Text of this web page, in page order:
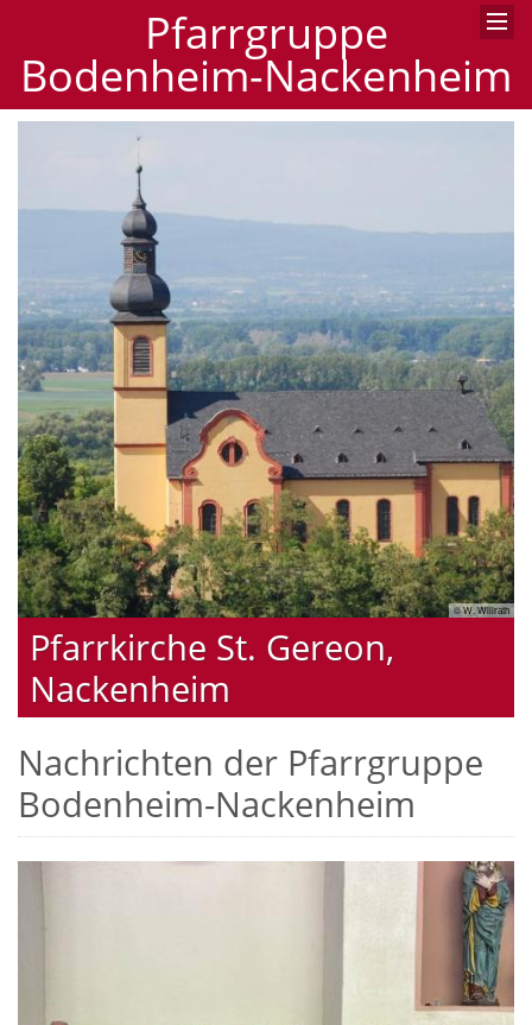
Pfarrgruppe
Bodenheim-Nackenheim
© W. Willrath
Pfarrkirche St. Gereon,
Nackenheim
Nachrichten der Pfarrgruppe
Bodenheim-Nackenheim